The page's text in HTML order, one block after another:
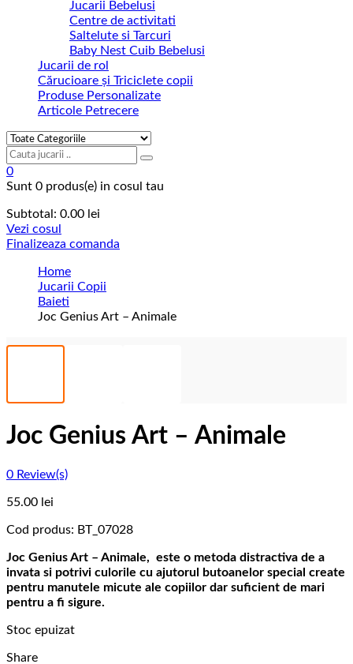
Jucarii Bebelusi
Centre de activitati
Saltelute si Tarcuri
Baby Nest Cuib Bebelusi
Jucarii de rol
Cărucioare și Triciclete copii
Produse Personalizate
Articole Petrecere
0
Sunt 0 produs(e) in cosul tau
Subtotal: 0.00 lei
Vezi cosul
Finalizeaza comanda
Home
Jucarii Copii
Baieti
Joc Genius Art – Animale
Joc Genius Art – Animale
0 Review(s)
55.00 lei
Cod produs: BT_07028
Joc Genius Art – Animale, este o metoda distractiva de a
invata si potrivi culorile cu ajutorul butoanelor special create
pentru manutele micute ale copiilor dar suficient de mari
pentru a fi sigure.
Stoc epuizat
Share